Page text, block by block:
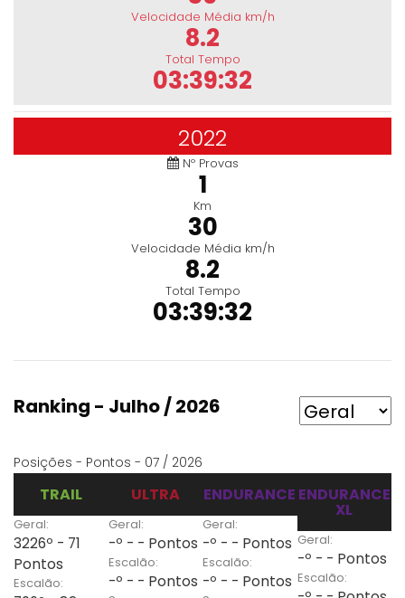
Velocidade Média km/h
8.2
Total Tempo
03:39:32
2022
Nº Provas
1
Km
30
Velocidade Média km/h
8.2
Total Tempo
03:39:32
Ranking - Julho / 2026
Posições - Pontos - 07 / 2026
TRAIL
Geral:
3226º - 71
Pontos
Escalão:
ULTRA
Geral:
-º - - Pontos
Escalão:
-º - - Pontos
ENDURANCE
Geral:
-º - - Pontos
Escalão:
-º - - Pontos
ENDURANCE
XL
Geral:
-º - - Pontos
Escalão: